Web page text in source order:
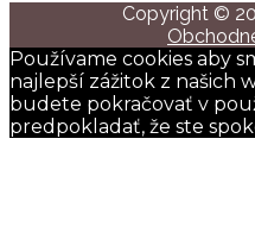
Copyright ©
Používame cookies aby
najlepší zážitok z našich
budete pokračovať v
predpokladať, že ste